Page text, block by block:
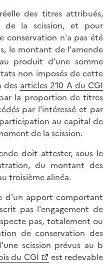
des titres attribués,
de la scission, et pour
conservation n'a pas été
le montant de l'amende
produit d'une somme
non imposés de cette
des articles 210 A du CGI
la proportion de titres
par l'intéressé et par
au capital de
de la scission.
doit attester, sous le
du montant des
troisième alinéa.
d'un apport comportant
pas l'engagement de
pas, totalement ou
de conservation des
scission prévus au b
du CGI
est redevable